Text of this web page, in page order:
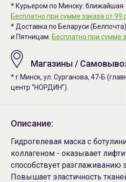
* Курьером по Минску: ближайшая -
Бесплатно при сумме заказа от 99
* Доставка по Беларуси
и Пятницам. Бесплатно при сумме
Магазины /
* г.Минск, ул. Сурганова, 47-Б
центр “НОРДИН”).
Описание:
Гидрогелевая маска с
коллагеном - оказывает
способствует
Повышает эластичность